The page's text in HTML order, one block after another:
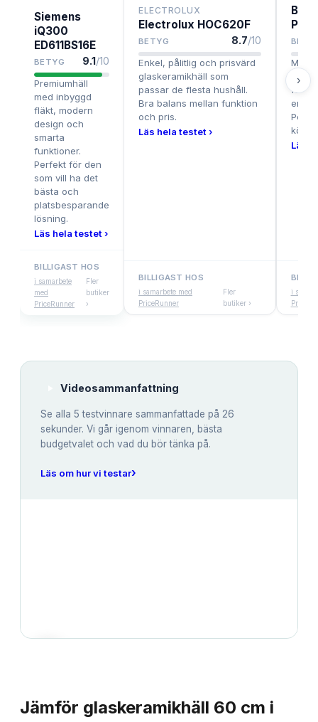
Siemens
iQ300
ED611BS16E
BETYG 9.1/10
Premiumhäll
med inbyggd
fläkt, modern
design och
smarta
funktioner.
Perfekt för den
som vill ha det
bästa och
platsbesparande
lösning.
Läs hela testet ›
BILLIGAST HOS
i samarbete
med
PriceRunner
Fler
butiker
›
ELECTROLUX
Electrolux HOC620F
BETYG 8.7/10
Enkel, pålitlig och prisvärd
glaskeramikhäll som
passar de flesta hushåll.
Bra balans mellan funktion
och pris.
Läs hela testet ›
BILLIGAST HOS
i samarbete med
PriceRunner
Fler
butiker ›
med
enkel
kök
Läs
i
›
Videosammanfattning
Se alla 5 testvinnare sammanfattade på 26
sekunder. Vi går igenom vinnaren, bästa
budgetvalet och vad du bör tänka på.
Läs om hur vi testar›
Jämför glaskeramikhäll 60 cm i